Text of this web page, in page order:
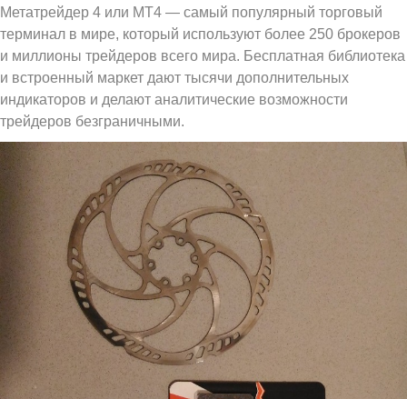
Метатрейдер 4 или МТ4 — самый популярный торговый
терминал в мире, который используют более 250 брокеров
и миллионы трейдеров всего мира. Бесплатная библиотека
и встроенный маркет дают тысячи дополнительных
индикаторов и делают аналитические возможности
трейдеров безграничными.